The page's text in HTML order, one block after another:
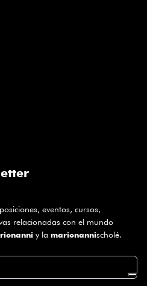
eventos, cursos,
relacionadas con el mundo
y la marionannischolé.